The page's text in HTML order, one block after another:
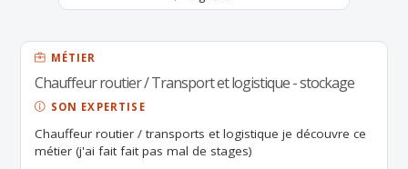
MÉTIER
Chauffeur routier / Transport et logistique - stockage
SON EXPERTISE
Chauffeur routier / transports et logistique je découvre ce
métier (j'ai fait fait pas mal de stages)